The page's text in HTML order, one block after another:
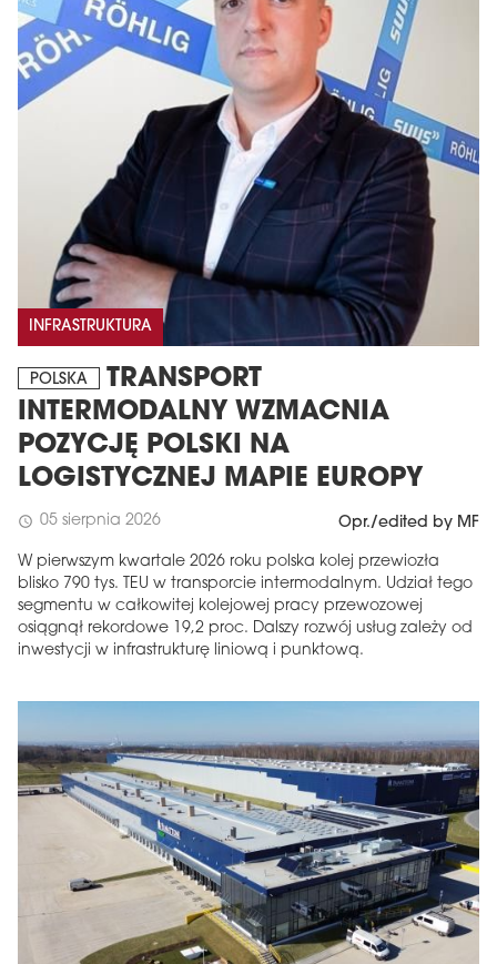
INFRASTRUKTURA
POLSKA
TRANSPORT
INTERMODALNY WZMACNIA
POZYCJĘ POLSKI NA
LOGISTYCZNEJ MAPIE EUROPY
schedule 05 sierpnia 2026 Opr./edited by MF
W pierwszym kwartale 2026 roku polska kolej przewiozła
blisko 790 tys. TEU w transporcie intermodalnym. Udział tego
segmentu w całkowitej kolejowej pracy przewozowej
osiągnął rekordowe 19,2 proc. Dalszy rozwój usług zależy od
inwestycji w infrastrukturę liniową i punktową.